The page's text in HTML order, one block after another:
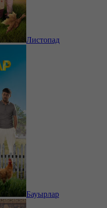
Листопад
Бауырлар